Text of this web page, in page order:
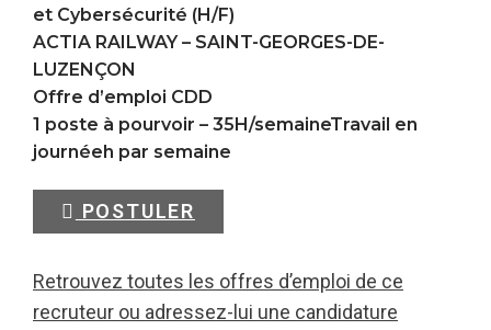
et Cybersécurité (H/F)
ACTIA RAILWAY – SAINT-GEORGES-DE-
LUZENÇON
Offre d’emploi CDD
1 poste à pourvoir – 35H/semaineTravail en
journéeh par semaine
POSTULER
Retrouvez toutes les offres d’emploi de ce
recruteur ou adressez-lui une candidature